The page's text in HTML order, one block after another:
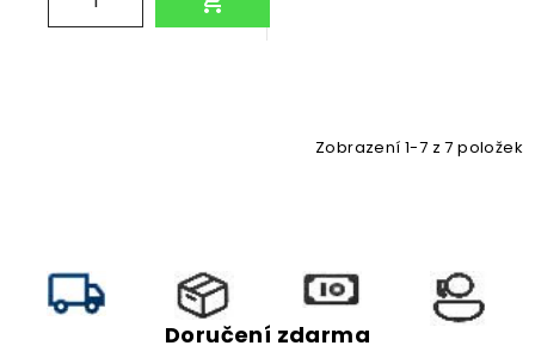
Zobrazení 1-7 z 7 položek
Doručení zdarma